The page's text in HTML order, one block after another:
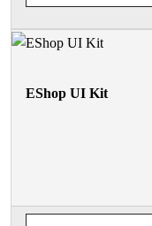
EShop UI Kit